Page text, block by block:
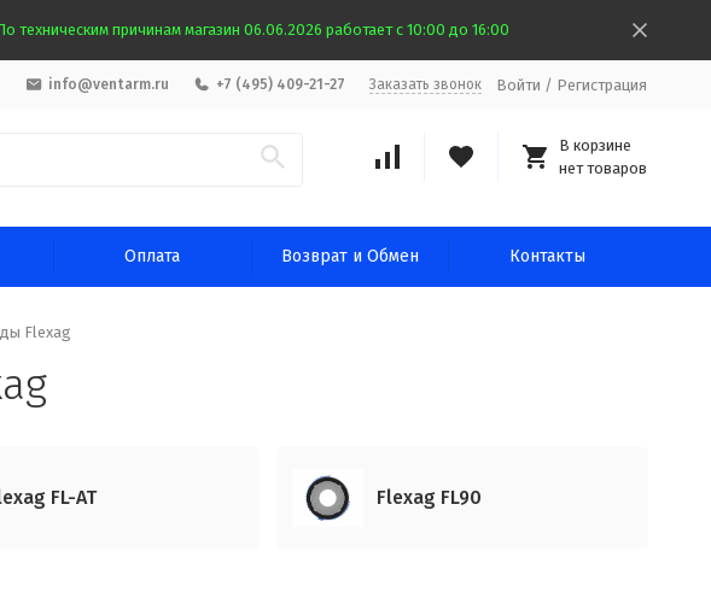
техническим причинам магазин 06.06.2026 работает с 10:00 до 16:00
info@ventarm.ru +7 (495) 409-21-27 Заказать звонок Войти / Регистрация
В корзине
нет товаров
Оплата Возврат и Обмен Контакты
Flexag
FL-AT Flexag FL90